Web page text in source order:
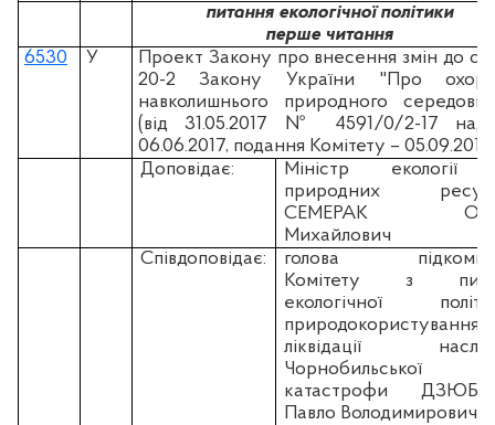
питання екологічної політики
перше читання
6530
У
Проект Закону про внесення змін до
20-2 Закону України "Про
навколишнього природного
(вiд 31.05.2017 № 4591/0/2-17
06.06.2017, подання Комітету –
Доповідає:
Міністр екології
природних
СЕМЕРАК
Михайлович
Співдоповідає:
голова
Комітету з
екологічної
природокористування
ліквідації
Чорнобильської
катастрофи
Павло Володимирович